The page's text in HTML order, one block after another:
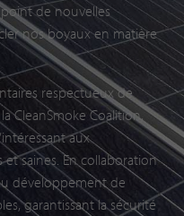
point de nouvelles
nos boyaux en matière
respectueux de
CleanSmoke Coalition,
aux
saines. En collaboration
développement de
garantissant la sécurité